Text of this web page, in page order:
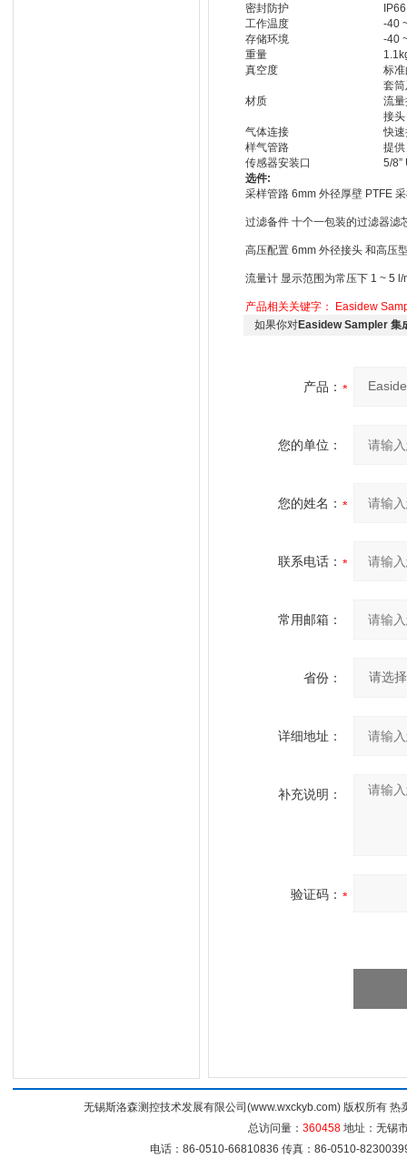
密封防护
工作温度
-40
存储环境
-40
重量
真空度
标
材质
套
流
接
气体连接
快
样气管路
提
传感器安装口
5/8”
选件:
采样管路 6mm 外径厚壁 PTFE
过滤备件 十个一包装的过滤器滤
高压配置 6mm 外径接头 和高压
流量计 显示范围为常压下 1 ~ 5
产品相关关键字：
Easidew
如果你对Easidew Sampler 集
产品：
您的单位：
您的姓名：
联系电话：
常用邮箱：
省份：
详细地址：
补充说明：
验证码：
无锡斯洛森测控技术发展有限公司(www.wxckyb.com) 版权所有
总访问量： 360458 地址：无锡
电话：86-0510-66810836 传真：86-0510-